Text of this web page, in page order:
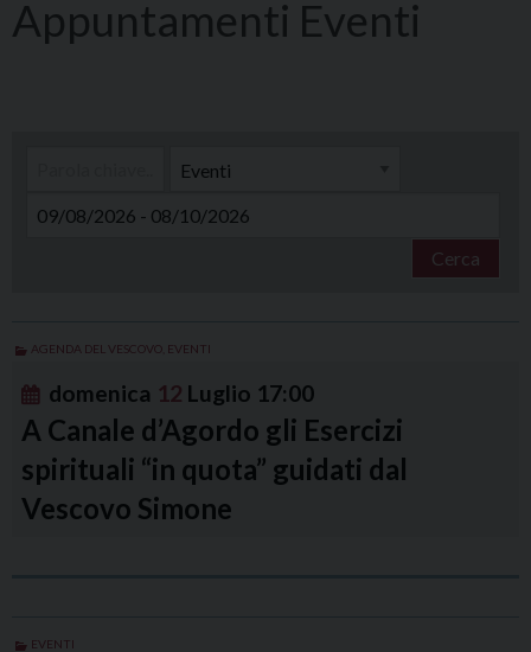
Eventi
Cerca
AGENDA DEL VESCOVO EVENTI
domenica 12 Luglio 17:00
A Canale d’Agordo gli Esercizi
spirituali “in quota” guidati dal
Vescovo Simone
EVENTI